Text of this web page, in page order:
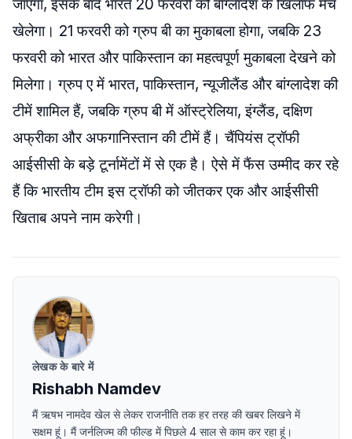
जाएगा, इसके बाद भारत 20 फरवरी को बांग्लादेश के खिलाफ मैच
खेलेगा। 21 फरवरी को ग्रुप बी का मुकाबला होगा, जबकि 23
फरवरी को भारत और पाकिस्तान का महत्वपूर्ण मुकाबला देखने को
मिलेगा। ग्रुप ए में भारत, पाकिस्तान, न्यूजीलैंड और बांग्लादेश की
टीमें शामिल हैं, जबकि ग्रुप बी में ऑस्ट्रेलिया, इंग्लैंड, दक्षिण
अफ्रीका और अफगानिस्तान की टीमें हैं। चैंपियंस ट्रॉफी
आईसीसी के बड़े टूर्नामेंटों में से एक है। ऐसे में फैंस उम्मीद कर रहे
हैं कि भारतीय टीम इस ट्रॉफी को जीतकर एक और आईसीसी
खिताब अपने नाम करेगी।
लेखक के बारे में
Rishabh Namdev
मैं ऋषभ नामदेव खेल से लेकर राजनीति तक हर तरह की खबर लिखने में
सक्षम हूं। मैं जर्नलिज्म की फील्ड में पिछले 4 साल से काम कर रहा हूं।